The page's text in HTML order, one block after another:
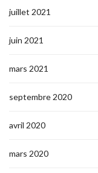
juillet 2021
juin 2021
mars 2021
septembre 2020
avril 2020
mars 2020